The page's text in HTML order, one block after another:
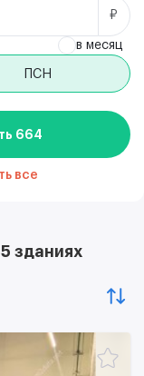
₽
в месяц
ПСН
664
все
зданиях